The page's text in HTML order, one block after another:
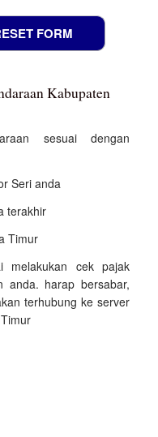
Kabupaten
sesuai dengan
Seri anda
terakhir
Timur
melakukan cek pajak
anda. harap bersabar,
terhubung ke server